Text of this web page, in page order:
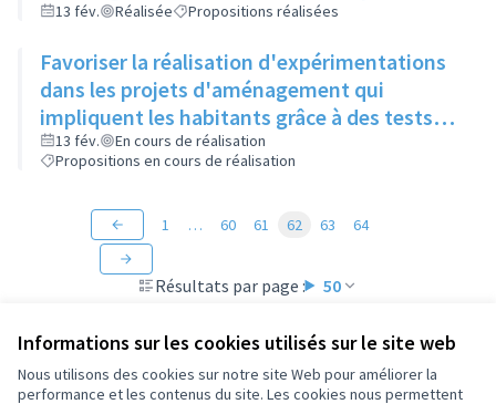
Informations sur les cookies utilisés sur le site web
Nous utilisons des cookies sur notre site Web pour améliorer la
performance et les contenus du site. Les cookies nous permettent
verts
13 fév. Réalisée Propositions réalisées
Favoriser la réalisation d'expérimentations
dans les projets d'aménagement qui
impliquent les habitants grâce à des tests
"grandeur nature" (mobilier, jeux, food-
truck...)
13 fév.
En cours de réalisation
Propositions en cours de réalisation
Résultats par page : 50
1 … 60 61 62 63 64
Conditions d'utilisation